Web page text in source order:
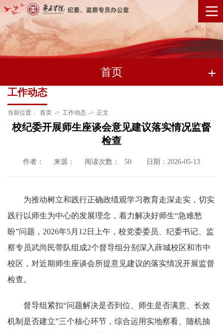
首页
工作动态
当前位置： 首页 -> 工作动态 -> 正文
校纪委开展师生座谈会意见建议落实情况监督
检查
作者： 来源： 阅读次数： 50 日期：2026-05-13
为推动树立和践行正确政绩观学习教育走深走实，切实
践行以师生为中心的发展理念，着力解决好师生“急难愁
盼”问题，2026年5月12日上午，校党委委员、纪委书记、监
察专员武尚民带队组成2个督导组分别深入薛城校区和市中
校区，对近期师生座谈会所提意见建议的落实情况开展监督
检查。
督导组紧扣“问题解决是否到位、师生是否满意、长效
机制是否建立”三个核心环节，综合运用实地察看、随机抽